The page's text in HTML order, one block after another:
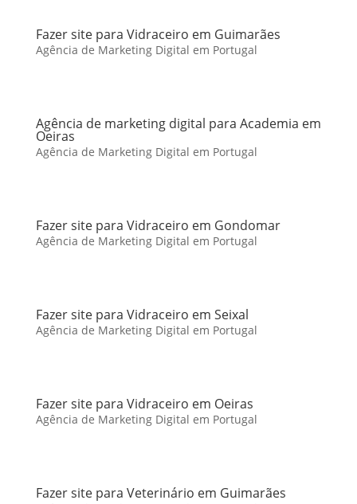
Fazer site para Vidraceiro em Guimarães
Agência de Marketing Digital em Portugal
Agência de marketing digital para Academia em
Oeiras
Agência de Marketing Digital em Portugal
Fazer site para Vidraceiro em Gondomar
Agência de Marketing Digital em Portugal
Fazer site para Vidraceiro em Seixal
Agência de Marketing Digital em Portugal
Fazer site para Vidraceiro em Oeiras
Agência de Marketing Digital em Portugal
Fazer site para Veterinário em Guimarães